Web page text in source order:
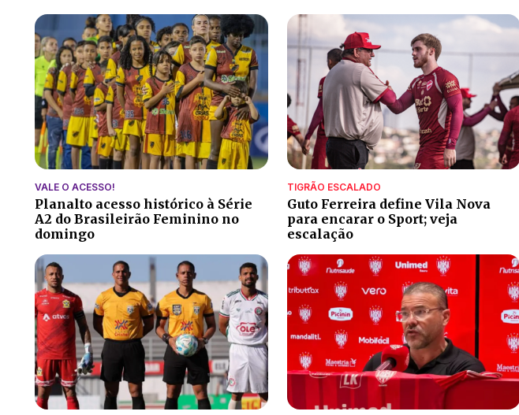
VALE O ACESSO!
Planalto acesso histórico à Série
A2 do Brasileirão Feminino no
domingo
TIGRÃO ESCALADO
Guto Ferreira define Vila Nova
para encarar o Sport; veja
escalação